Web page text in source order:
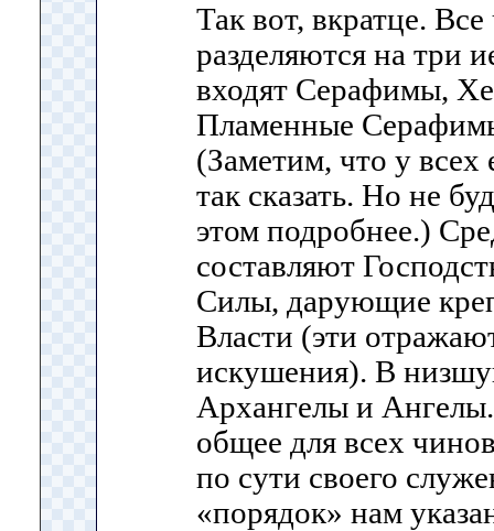
Так вот, вкратце.
разделяются на три
входят Серафимы,
Пламенные
(Заметим, что у всех
так сказать. Но не
этом подробнее.)
составляют
Силы, дарующие
Власти (эти
искушения). В
Архангелы и
общее для всех
по сути своего
«порядок» нам